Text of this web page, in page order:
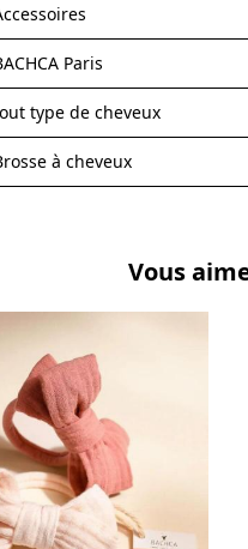
Paris
type de cheveux
à cheveux
Vous